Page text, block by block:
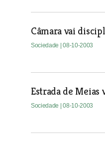
Câmara vai
Sociedade | 08-10-2003
Estrada de Meias
Sociedade | 08-10-2003